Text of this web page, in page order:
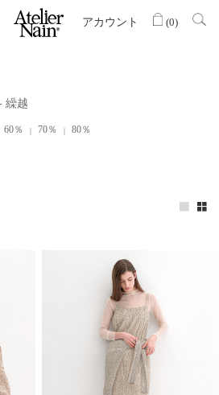
アカウント (0)
繰越
60％ 70％ 80％